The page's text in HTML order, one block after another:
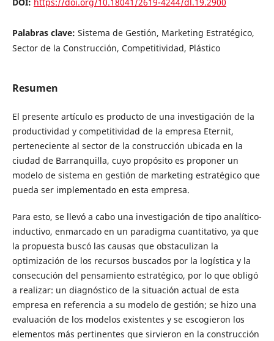
Palabras clave: Sistema de Gestión, Marketing Estratégico,
Sector de la Construcción, Competitividad, Plástico
Resumen
El presente artículo es producto de una investigación de la
productividad y competitividad de la empresa Eternit,
perteneciente al sector de la construcción ubicada en la
ciudad de Barranquilla, cuyo propósito es proponer un
modelo de sistema en gestión de marketing estratégico que
pueda ser implementado en esta empresa.
Para esto, se llevó a cabo una investigación de tipo analítico-
inductivo, enmarcado en un paradigma cuantitativo, ya que
la propuesta buscó las causas que obstaculizan la
optimización de los recursos buscados por la logística y la
consecución del pensamiento estratégico, por lo que obligó
a realizar: un diagnóstico de la situación actual de esta
empresa en referencia a su modelo de gestión; se hizo una
evaluación de los modelos existentes y se escogieron los
elementos más pertinentes que sirvieron en la construcción